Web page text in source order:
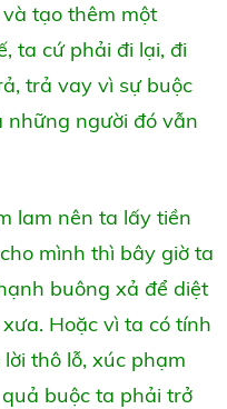
tạo thêm một
ta cứ phải đi lại, đi
trả vay vì sự buộc
người đó vẫn
lam nên ta lấy tiền
mình thì bây giờ ta
buông xả để diệt
Hoặc vì ta có tính
thô lỗ, xúc phạm
buộc ta phải trở